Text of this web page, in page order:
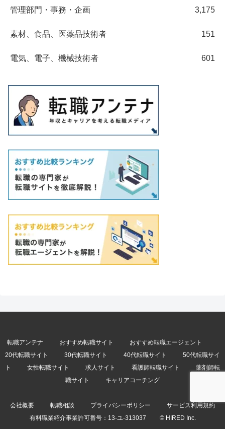
管理部門・事務・企画 3,175
素材、食品、医薬品技術者 151
電気、電子、機械技術者 601
転職アンテナ おすすめ転職サイト
おすすめ転職エージェント
20代転職サイト
30代転職サイト 40代転職サイト
50代転職サイ
ト
女性転職サイト 求人サイト 看護師転職サイト
薬剤師転
職サイト
キャリアコーチング
会社概要 転職相談 プライバシーポリシー
サービス利用規約
有料職業紹介事業許可番号： 13-ユ-313037 © HIRED Inc.